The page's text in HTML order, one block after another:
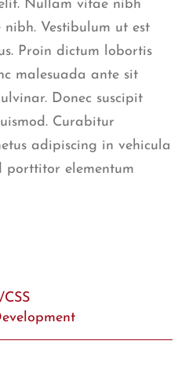
Nullam vitae nibh
nibh. Vestibulum ut est
Proin dictum lobortis
malesuada ante sit
Donec suscipit
Curabitur
adipiscing in vehicula
porttitor elementum